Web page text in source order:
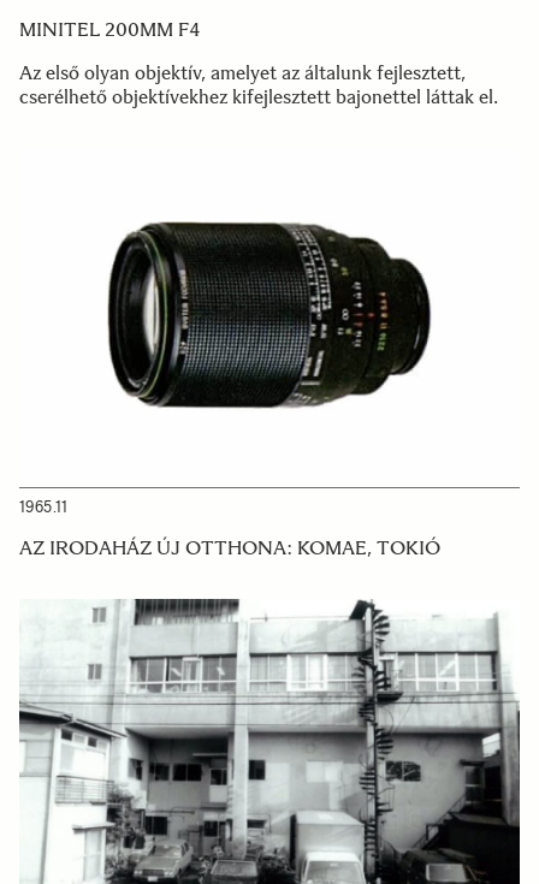
MINITEL 200MM F4
Az első olyan objektív, amelyet az általunk fejlesztett,
cserélhető objektívekhez kifejlesztett bajonettel láttak el.
1965.11
AZ IRODAHÁZ ÚJ OTTHONA: KOMAE, TOKIÓ